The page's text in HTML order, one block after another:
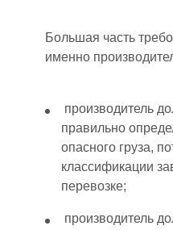
Большая часть
именно
производитель
правильно
опасного груза,
классификации
перевозке;
производитель